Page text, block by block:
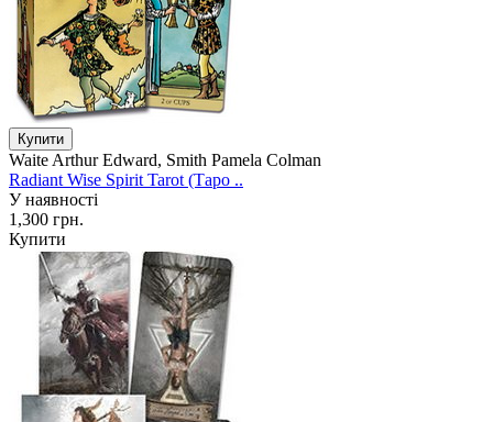
Waite Arthur Edward, Smith Pamela Colman
Radiant Wise Spirit Tarot (Таро ..
У наявності
1,300 грн.
Купити